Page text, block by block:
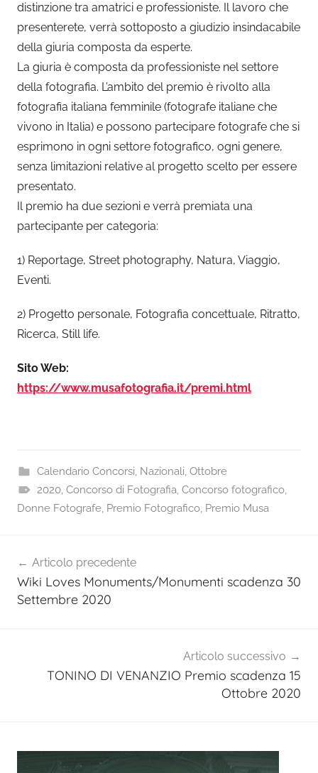
distinzione tra amatrici e professioniste. Il lavoro che
presenterete, verrà sottoposto a giudizio insindacabile
della giuria composta da esperte.
La giuria è composta da professioniste nel settore
della fotografia. L’ambito del premio è rivolto alla
fotografia italiana femminile (fotografe italiane che
vivono in Italia) e possono partecipare fotografe che si
esprimono in ogni settore fotografico, ogni genere,
senza limitazioni relative al progetto scelto per essere
presentato.
Il premio ha due sezioni e verrà premiata una
partecipante per categoria:
1) Reportage, Street photography, Natura, Viaggio,
Eventi.
2) Progetto personale, Fotografia concettuale, Ritratto,
Ricerca, Still life.
Sito Web:
https://www.musafotografia.it/premi.html
Calendario Concorsi, Nazionali, Ottobre
2020, Concorso di Fotografia, Concorso fotografico,
Donne Fotografe, Premio Fotografico, Premio Musa
articoli
Articolo precedente
Wiki Loves Monuments/Monumenti scadenza 30
Settembre 2020
Articolo successivo
TONINO DI VENANZIO Premio scadenza 15
Ottobre 2020